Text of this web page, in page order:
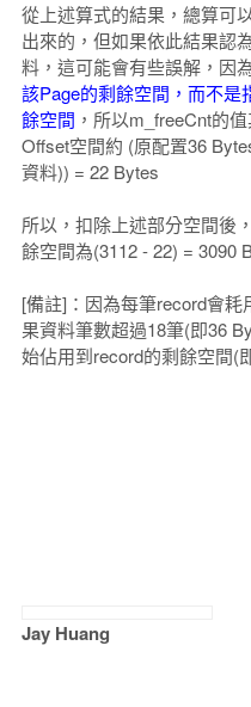
從上述算式的結果，總算可
出來的，但如果依此結果認
料，這可能會有些誤解，因
該Page的剩餘空間，而不是
餘空間 ，所以m_freeCnt的
Offset空間約 (原配置36
資料)) = 22 Bytes
所以，扣除上述部分空間後
餘空間為(3112 - 22) = 3090
[備註]：因為每筆record會
果資料筆數超過18筆(即36
始佔用到record的剩餘空間(
Jay Huang